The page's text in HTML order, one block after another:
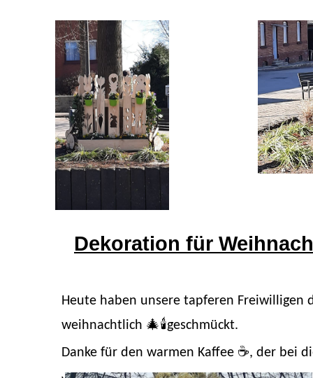
Heute haben unsere tapferen
weihnachtlich 🎄🕯geschmückt.
Danke für den warmen Kaffee ☕️, der bei
Dekoration für